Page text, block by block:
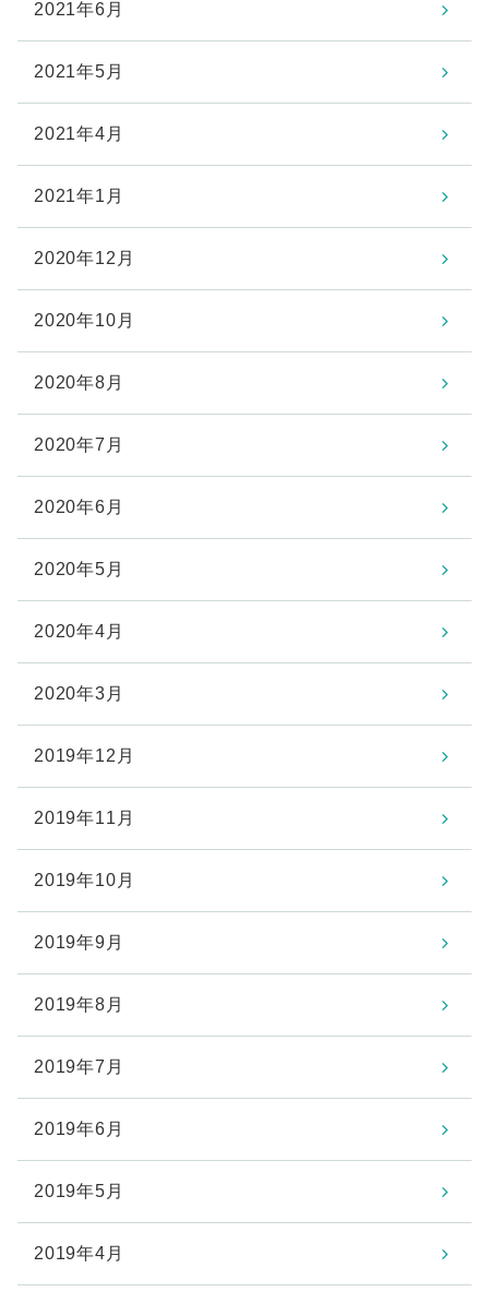
2021年6月
2021年5月
2021年4月
2021年1月
2020年12月
2020年10月
2020年8月
2020年7月
2020年6月
2020年5月
2020年4月
2020年3月
2019年12月
2019年11月
2019年10月
2019年9月
2019年8月
2019年7月
2019年6月
2019年5月
2019年4月